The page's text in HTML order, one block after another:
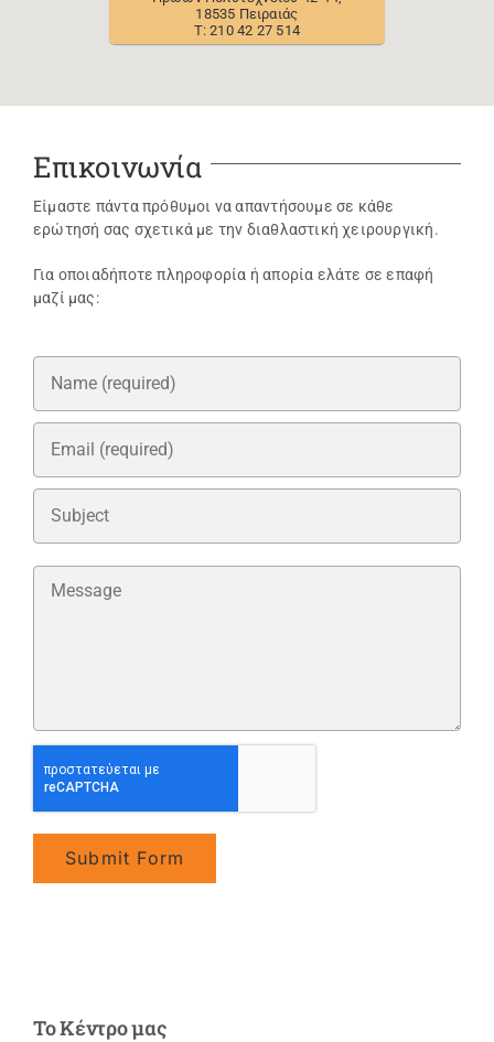
18535 Πειραιάς
T: 210 42 27 514
Επικοινωνία
Είμαστε πάντα πρόθυμοι να απαντήσουμε σε κάθε
ερώτησή σας σχετικά με την διαθλαστική χειρουργική.
Για οποιαδήποτε πληροφορία ή απορία ελάτε σε επαφή
μαζί μας:
Το Κέντρο μας